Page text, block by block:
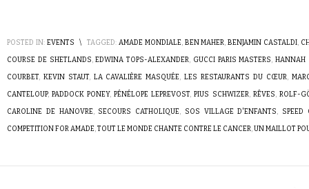
POSTED IN: EVENTS \ TAGGED: AMADE MONDIALE, BEN MAHER,BENJAMIN CASTALDI,
COURSE DE SHETLANDS,EDWINA TOPS-ALEXANDER, GUCCI PARIS MASTERS, HANNAH
COURBET, KEVIN STAUT, LA CAVALIÈRE MASQUÉE,LES RESTAURANTS DU CŒUR,
CANTELOUP,PADDOCK PONEY,PÉNÉLOPE LEPREVOST,PIUS SCHWIZER, RÊVES, ROLF-
CAROLINE DE HANOVRE, SECOURS CATHOLIQUE, SOS VILLAGE D'ENFANTS, SPEED
COMPETITION FOR AMADE,TOUT LE MONDE CHANTE CONTRE LE CANCER,UN MAILLOT